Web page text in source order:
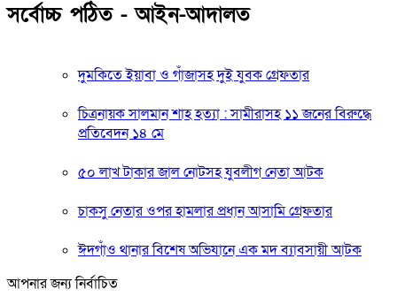
সর্বোচ্চ পঠিত - আইন-আদালত
দুমকিতে ইয়াবা ও গাঁজাসহ দুই যুবক গ্রেফতার
চিত্রনায়ক সালমান শাহ হত্যা : সামীরাসহ ১১ জনের বিরুদ্ধে
প্রতিবেদন ১৪ মে
৫০ লাখ টাকার জাল নোটসহ যুবলীগ নেতা আটক
চাকসু নেতার ওপর হামলার প্রধান আসামি গ্রেফতার
ঈদগাঁও থানার বিশেষ অভিযানে এক মদ ব্যাবসায়ী আটক
আপনার জন্য নির্বাচিত